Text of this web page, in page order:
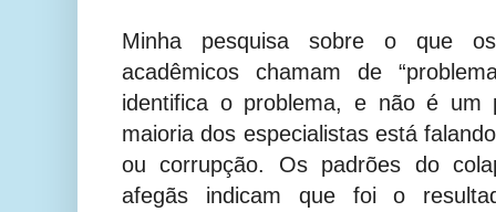
Minha pesquisa sobre o que
acadêmicos chamam de
identifica o problema, e não é um
maioria dos especialistas está
ou corrupção. Os padrões do
afegãs indicam que foi o